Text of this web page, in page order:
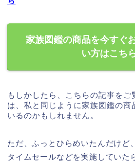
家族図鑑の商品を今すぐ
い方はこち
もしかしたら、こちらの記事をご
は、私と同じように家族図鑑の商
いるのかもしれません。
ただ、ふっとひらめいたんだけど
タイムセールなどを実施していた